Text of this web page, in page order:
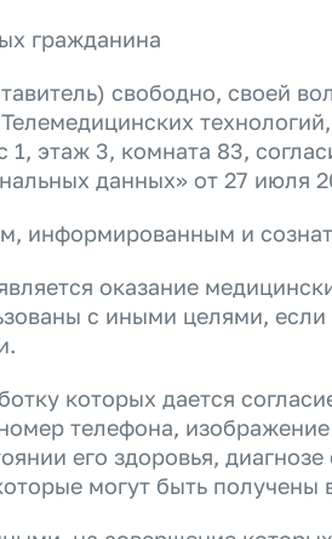
гражданина
свободно, своей
этаж 3, комната 83,
данных» от 27 июля
информированным и
оказание
с иными целями,
которых дается
телефона,
его здоровья,
могут быть получены